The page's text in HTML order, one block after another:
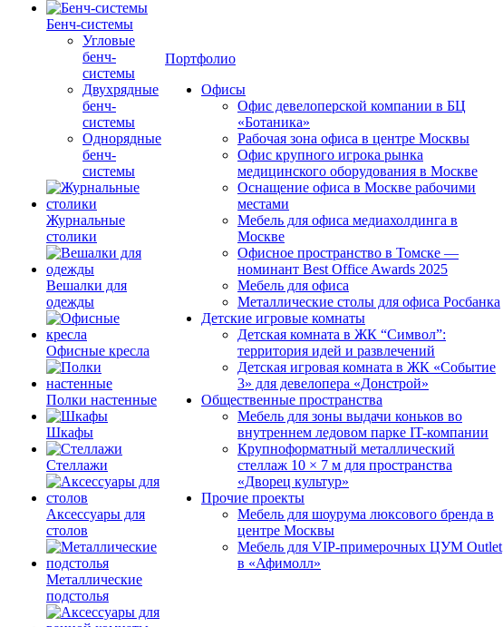
Бенч-системы
Угловые
бенч-
системы
Двухрядные
бенч-
системы
Однорядные
бенч-
системы
Журнальные
столики
Вешалки для
одежды
Офисные кресла
Полки настенные
Шкафы
Стеллажи
Аксессуары для
столов
Металлические
подстолья
Портфолио
Офисы
Офис девелоперской компании в БЦ
«Ботаника»
Рабочая зона офиса в центре Москвы
Офис крупного игрока рынка
медицинского оборудования в Москве
Оснащение офиса в Москве рабочими
местами
Мебель для офиса медиахолдинга в
Москве
Офисное пространство в Томске —
номинант Best Office Awards 2025
Мебель для офиса
Металлические столы для офиса Росбанка
Детские игровые комнаты
Детская комната в ЖК “Символ”:
территория идей и развлечений
Детская игровая комната в ЖК «Событие
3» для девелопера «Донстрой»
Общественные пространства
Мебель для зоны выдачи коньков во
внутреннем ледовом парке IT-компании
Крупноформатный металлический
стеллаж 10 × 7 м для пространства
«Дворец культур»
Прочие проекты
Мебель для шоурума люксового бренда в
центре Москвы
Мебель для VIP-примерочных ЦУМ Outlet
в «Афимолл»